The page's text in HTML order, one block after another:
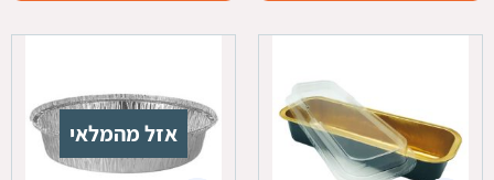
אזל מהמלאי